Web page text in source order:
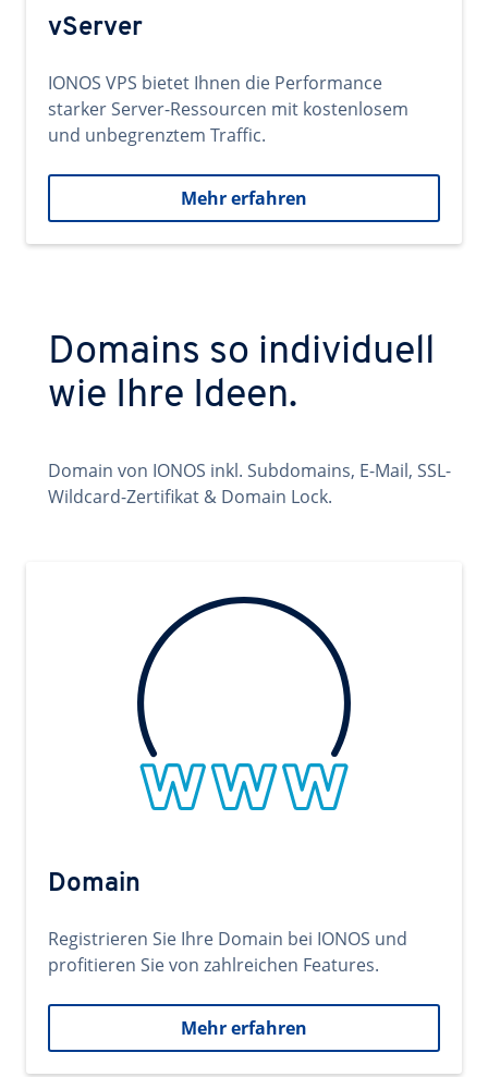
vServer
IONOS VPS bietet Ihnen die Performance
starker Server-Ressourcen mit kostenlosem
und unbegrenztem Traffic.
Mehr erfahren
Domains so individuell
wie Ihre Ideen.
Domain von IONOS inkl. Subdomains, E-Mail, SSL-
Wildcard-Zertifikat & Domain Lock.
Domain
Registrieren Sie Ihre Domain bei IONOS und
profitieren Sie von zahlreichen Features.
Mehr erfahren